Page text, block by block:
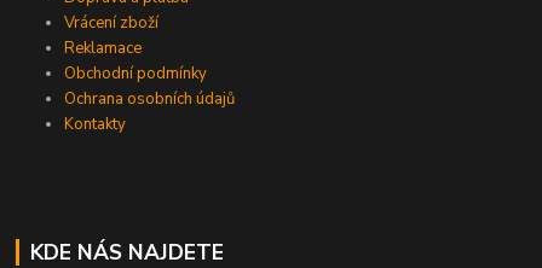
Vrácení zboží
Reklamace
Obchodní podmínky
Ochrana osobních údajů
Kontakty
KDE NÁS NAJDETE